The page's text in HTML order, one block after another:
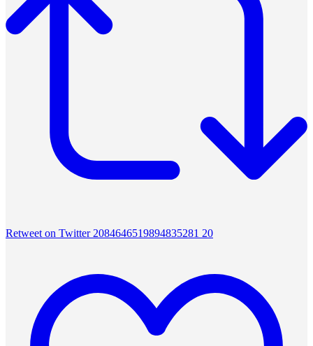
Retweet on Twitter 2084646519894835281 20